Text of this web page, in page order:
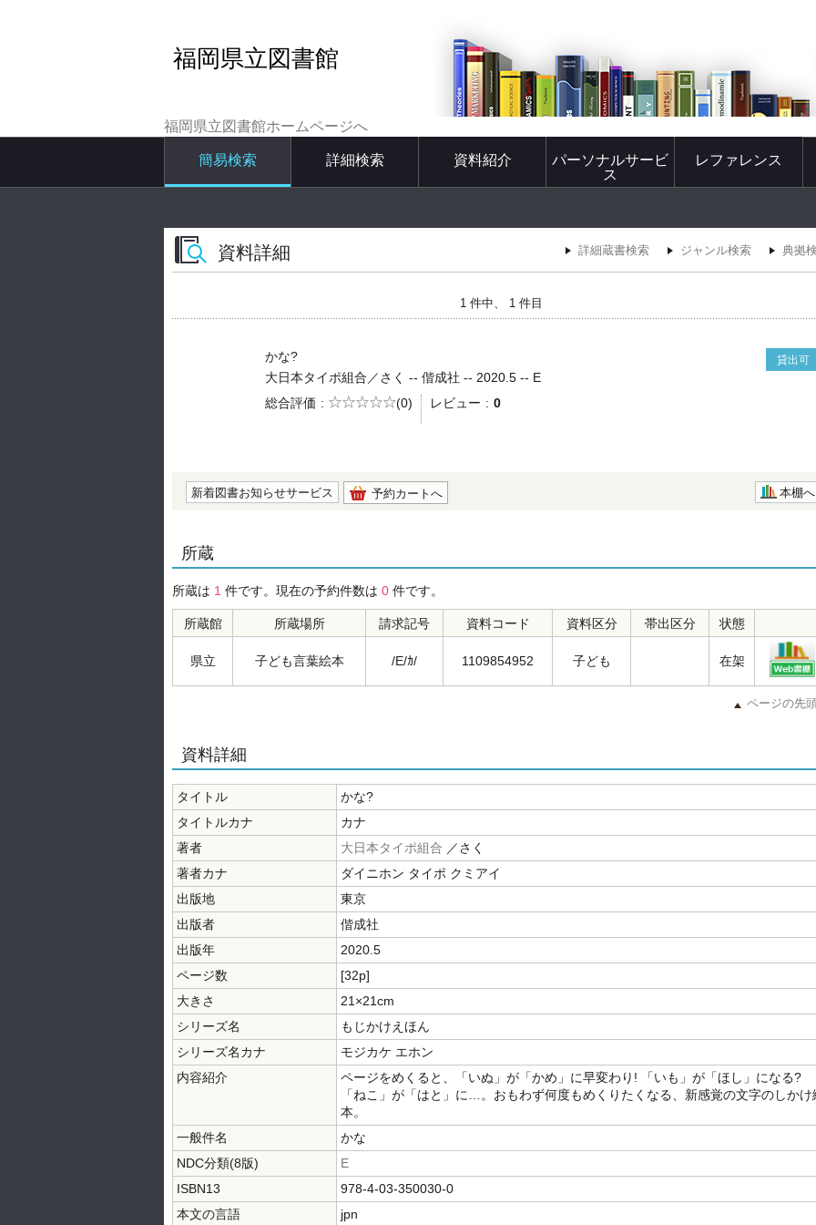
福岡県立図書館
福岡県立図書館ホームページへ
簡易検索 詳細検索 資料紹介
パーソナルサービ
ス
レファレンス
資料詳細 詳細蔵書検索 ジャンル検索 典拠
1 件中、 1 件目
かな? 貸出可
大日本タイポ組合／さく -- 偕成社 -- 2020.5 -- E
総合評価
5段階評価
(0) レビュー 0
新着図書お知らせサービス 予約カートへ 本棚へ
所蔵
所蔵は 1 件です。現在の予約件数は 0 件です。
所蔵館 所蔵場所 請求記号 資料コード 資料区分 帯出区分 状態
県立 子ども言葉絵本 /E/ｶ/ 1109854952 子ども 在架
ページの先
資料詳細
タイトル
かな?
タイトルカナ
カナ
著者
大日本タイポ組合 ／さく
著者カナ
ダイニホン タイポ クミアイ
出版地
東京
出版者
偕成社
出版年
2020.5
ページ数
[32p]
大きさ
21×21cm
シリーズ名
もじかけえほん
シリーズ名カナ
モジカケ エホン
内容紹介
ページをめくると、「いぬ」が「かめ」に早変わり! 「いも」が「ほし」になる?
「ねこ」が「はと」に…。おもわず何度もめくりたくなる、新感覚の文字のしかけ
本。
一般件名
かな
NDC分類(8版)
E
ISBN13
978-4-03-350030-0
本文の言語
jpn